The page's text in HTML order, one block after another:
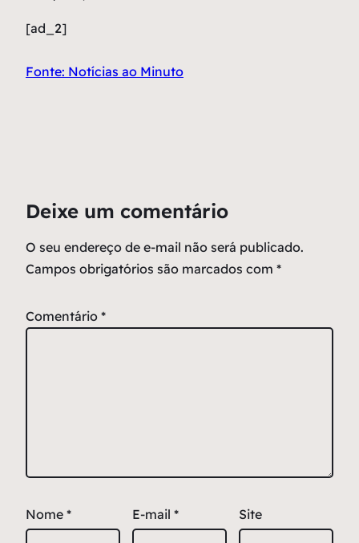
[ad_2]
Fonte: Notícias ao Minuto
Deixe um comentário
O seu endereço de e-mail não será publicado.
Campos obrigatórios são marcados com *
Comentário *
Nome * E-mail * Site